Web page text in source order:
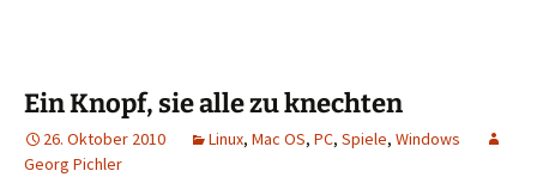
Ein Knopf, sie alle zu knechten
26. Oktober 2010 Linux, Mac OS, PC, Spiele, Windows
Georg Pichler